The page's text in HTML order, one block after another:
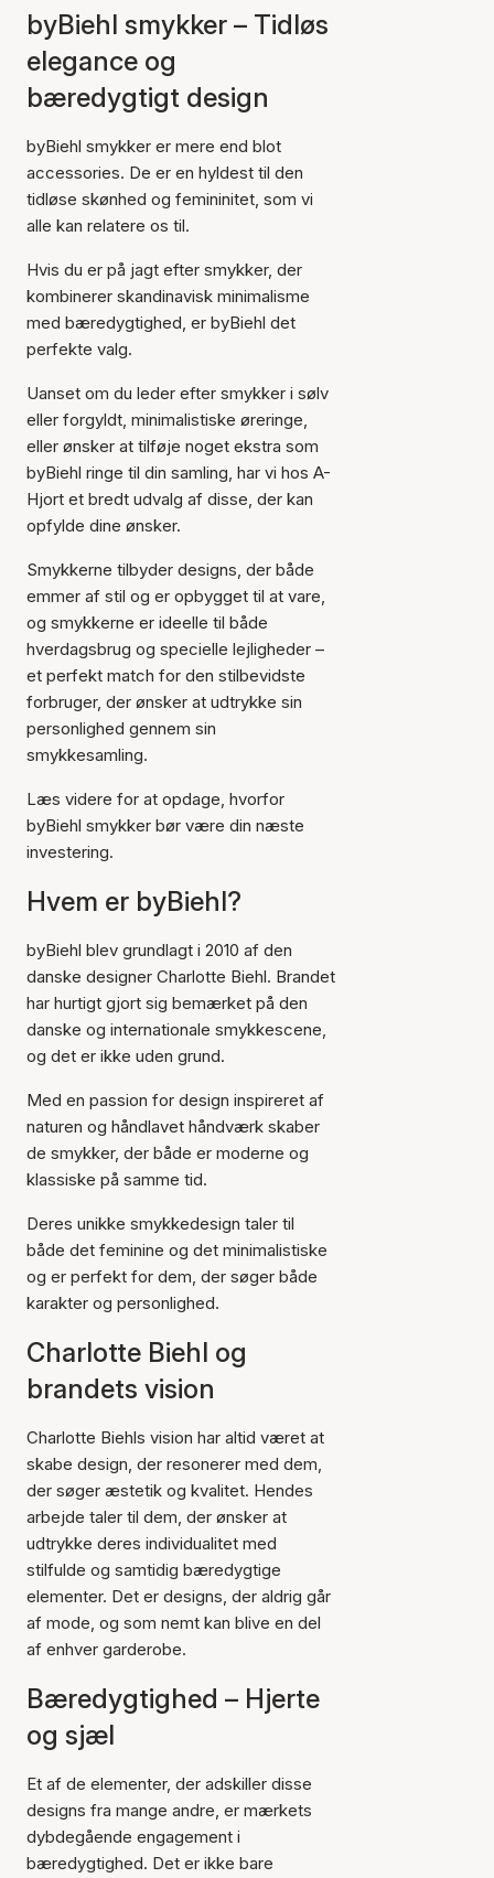
byBiehl smykker – Tidløs
elegance og
bæredygtigt design
byBiehl smykker er mere end blot
accessories. De er en hyldest til den
tidløse skønhed og femininitet, som vi
alle kan relatere os til.
Hvis du er på jagt efter smykker, der
kombinerer skandinavisk minimalisme
med bæredygtighed, er byBiehl det
perfekte valg.
Uanset om du leder efter smykker i sølv
eller forgyldt, minimalistiske øreringe,
eller ønsker at tilføje noget ekstra som
byBiehl ringe til din samling, har vi hos A-
Hjort et bredt udvalg af disse, der kan
opfylde dine ønsker.
Smykkerne tilbyder designs, der både
emmer af stil og er opbygget til at vare,
og smykkerne er ideelle til både
hverdagsbrug og specielle lejligheder –
et perfekt match for den stilbevidste
forbruger, der ønsker at udtrykke sin
personlighed gennem sin
smykkesamling.
Læs videre for at opdage, hvorfor
byBiehl smykker bør være din næste
investering.
Hvem er byBiehl?
byBiehl blev grundlagt i 2010 af den
danske designer Charlotte Biehl. Brandet
har hurtigt gjort sig bemærket på den
danske og internationale smykkescene,
og det er ikke uden grund.
Med en passion for design inspireret af
naturen og håndlavet håndværk skaber
de smykker, der både er moderne og
klassiske på samme tid.
Deres unikke smykkedesign taler til
både det feminine og det minimalistiske
og er perfekt for dem, der søger både
karakter og personlighed.
Charlotte Biehl og
brandets vision
Charlotte Biehls vision har altid været at
skabe design, der resonerer med dem,
der søger æstetik og kvalitet. Hendes
arbejde taler til dem, der ønsker at
udtrykke deres individualitet med
stilfulde og samtidig bæredygtige
elementer. Det er designs, der aldrig går
af mode, og som nemt kan blive en del
af enhver garderobe.
Bæredygtighed – Hjerte
og sjæl
Et af de elementer, der adskiller disse
designs fra mange andre, er mærkets
dybdegående engagement i
bæredygtighed. Det er ikke bare